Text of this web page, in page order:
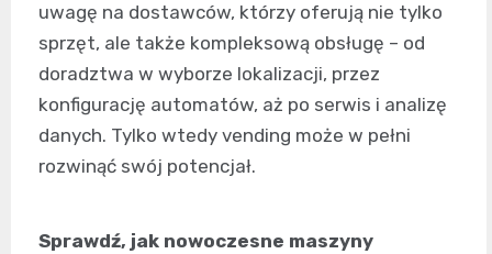
uwagę na dostawców, którzy oferują nie tylko
sprzęt, ale także kompleksową obsługę – od
doradztwa w wyborze lokalizacji, przez
konfigurację automatów, aż po serwis i analizę
danych. Tylko wtedy vending może w pełni
rozwinąć swój potencjał.
Sprawdź, jak nowoczesne maszyny